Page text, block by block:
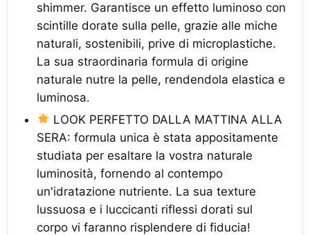
shimmer. Garantisce un effetto luminoso con
scintille dorate sulla pelle, grazie alle miche
naturali, sostenibili, prive di microplastiche.
La sua straordinaria formula di origine
naturale nutre la pelle, rendendola elastica e
luminosa.
LOOK PERFETTO DALLA MATTINA ALLA
SERA: formula unica è stata appositamente
studiata per esaltare la vostra naturale
luminosità, fornendo al contempo
un'idratazione nutriente. La sua texture
lussuosa e i luccicanti riflessi dorati sul
corpo vi faranno risplendere di fiducia!